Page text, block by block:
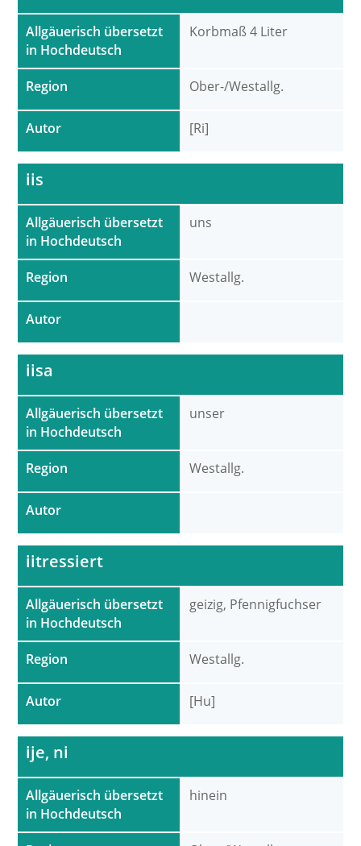
Allgäuerisch übersetzt
in Hochdeutsch
Region
Autor
Korbmaß 4 Liter
Ober-/Westallg.
[Ri]
Allgäuerisch übersetzt
in Hochdeutsch
Region
Autor
iis
uns
Westallg.
Allgäuerisch übersetzt
in Hochdeutsch
Region
Autor
iisa
unser
Westallg.
Allgäuerisch übersetzt
in Hochdeutsch
Region
Autor
iitressiert
geizig, Pfennigfuchser
Westallg.
[Hu]
Allgäuerisch übersetzt
in Hochdeutsch
ije, ni
hinein